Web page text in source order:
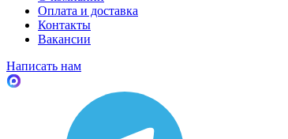
Оплата и доставка
Контакты
Вакансии
Написать нам